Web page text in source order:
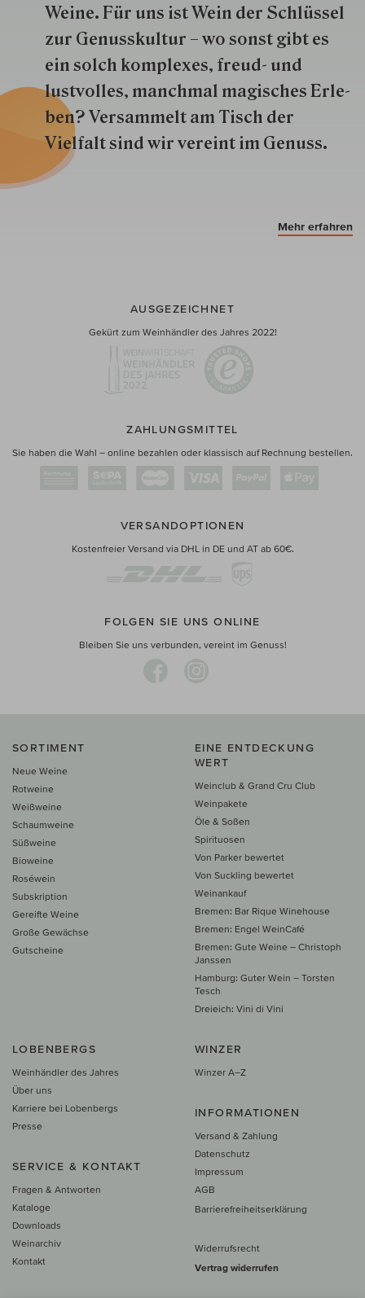
Weine. Für uns ist Wein der Schlüs­sel
zur Genuss­kultur – wo sonst gibt es
ein solch kom­plexes, freud- und
lustvolles, manchmal ma­gisch­es Er­le­
ben? Versammelt am Tisch der
Vielfalt sind wir ver­eint im Genuss.
Mehr erfahren
AUSGEZEICHNET
Gekürt zum Weinhändler des Jahres 2022!
ZAHLUNGSMITTEL
Sie haben die Wahl – online bezahlen oder klassisch auf Rechnung bestellen.
VERSANDOPTIONEN
Kostenfreier Versand via DHL in DE und AT ab 60€.
FOLGEN SIE UNS ONLINE
Bleiben Sie uns verbunden, vereint im Genuss!
SORTIMENT
Neue Weine
Rotweine
Weißweine
Schaumweine
Süßweine
Bioweine
Roséwein
Subskription
Gereifte Weine
Große Gewächse
Gutscheine
EINE ENTDECKUNG
WERT
Weinclub & Grand Cru Club
Weinpakete
Öle & Soßen
Spirituosen
Von Parker bewertet
Von Suckling bewertet
Weinankauf
Bremen: Bar Rique Winehouse
Bremen: Engel WeinCafé
Bremen: Gute Weine – Christoph
Janssen
Hamburg: Guter Wein – Torsten
Tesch
Dreieich: Vini di Vini
LOBENBERGS
Weinhändler des Jahres
Über uns
Karriere bei Lobenbergs
Presse
SERVICE & KONTAKT
Fragen & Antworten
Kataloge
Downloads
Weinarchiv
Kontakt
WINZER
Winzer A–Z
INFORMATIONEN
Versand & Zahlung
Datenschutz
Impressum
AGB
Barrierefreiheitserklärung
Widerrufsrecht
Vertrag widerrufen